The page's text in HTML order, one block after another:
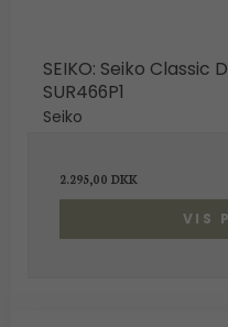
SEIKO: Seiko Classic
SUR466P1
Seiko
2.295,00 DKK
VIS